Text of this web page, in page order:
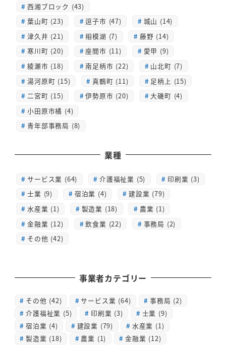
西湘ブロック (43)
葉山町 (23)
逗子市 (47)
城山 (14)
津久井 (21)
相模湖 (7)
藤野 (14)
寒川町 (20)
座間市 (11)
愛甲 (9)
綾瀬市 (18)
南足柄市 (22)
山北町 (7)
湯河原町 (15)
真鶴町 (11)
足柄上 (15)
二宮町 (15)
伊勢原市 (20)
大磯町 (4)
小田原市橘 (4)
青年部事務局 (8)
業種
サービス業 (64) 介護福祉業 (5)
印刷業 (3)
士業 (9)
宿泊業 (4)
建設業 (79)
水産業 (1)
製造業 (18)
農業 (1)
金融業 (12)
飲食業 (22)
事務局 (2)
その他 (42)
事業者カテゴリー
その他 (42) サービス業 (64) 事務局 (2)
介護福祉業 (5) 印刷業 (3) 士業 (9)
宿泊業 (4) 建設業 (79) 水産業 (1)
製造業 (18) 農業 (1) 金融業 (12)